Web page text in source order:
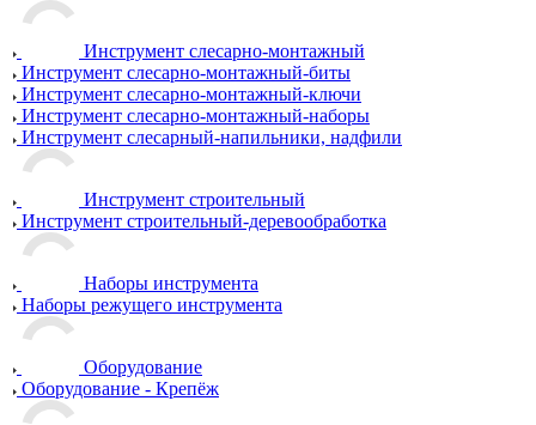
Инструмент слесарно-монтажный
Инструмент слесарно-монтажный-биты
Инструмент слесарно-монтажный-ключи
Инструмент слесарно-монтажный-наборы
Инструмент слесарный-напильники, надфили
Инструмент строительный
Инструмент строительный-деревообработка
Наборы инструмента
Наборы режущего инструмента
Оборудование
Оборудование - Крепёж